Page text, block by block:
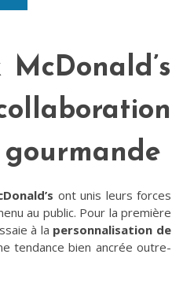
ont unis leurs forces
au public. Pour la première
à la personnalisation de
tendance bien ancrée outre-